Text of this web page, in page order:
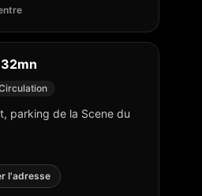
parking de la Scene du
l'adresse